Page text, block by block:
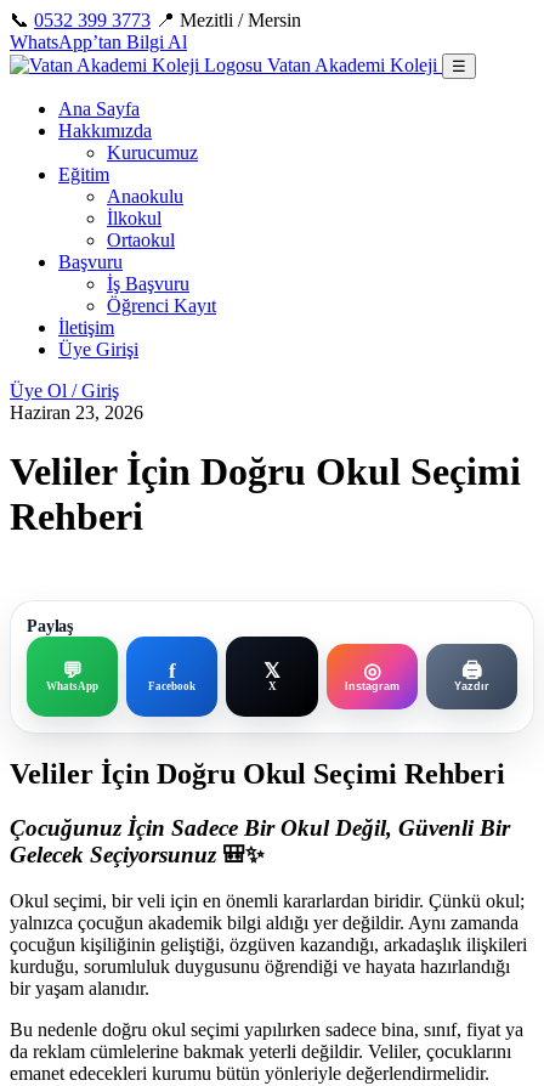
İçeriğe
geç
📞 0532 399 3773 📍 Mezitli / Mersin
WhatsApp’tan Bilgi Al
Vatan Akademi Koleji
☰
Ana Sayfa
Hakkımızda
Kurucumuz
Eğitim
Anaokulu
İlkokul
Ortaokul
Başvuru
İş Başvuru
Öğrenci Kayıt
İletişim
Üye Girişi
Üye Ol / Giriş
Haziran 23, 2026
Veliler İçin Doğru Okul Seçimi
Rehberi
Paylaş
💬
WhatsApp
f
Facebook
𝕏
X
◎
Instagram
🖨️
Yazdır
Veliler İçin Doğru Okul Seçimi Rehberi
Çocuğunuz İçin Sadece Bir Okul Değil, Güvenli Bir
Gelecek Seçiyorsunuz🎒✨
Okul seçimi, bir veli için en önemli kararlardan biridir. Çünkü okul;
yalnızca çocuğun akademik bilgi aldığı yer değildir. Aynı zamanda
çocuğun kişiliğinin geliştiği, özgüven kazandığı, arkadaşlık ilişkileri
kurduğu, sorumluluk duygusunu öğrendiği ve hayata hazırlandığı
bir yaşam alanıdır.
Bu nedenle doğru okul seçimi yapılırken sadece bina, sınıf, fiyat ya
da reklam cümlelerine bakmak yeterli değildir. Veliler, çocuklarını
emanet edecekleri kurumu bütün yönleriyle değerlendirmelidir.